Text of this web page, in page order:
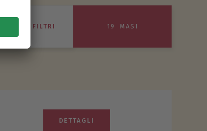
ALTRI FILTRI 19 MASI
DETTAGLI